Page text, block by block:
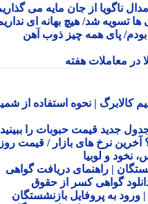
از جان مایه می گذاریم
شد/ هیچ بهانه ای نداریم
پای همه چیز ذوب آهن
| نحوه استفاده از شمیم
قیمت حبوبات را ببینید /
نرخ های بازار / قیمت روز
و لوبیا
| راهنمای دریافت گواهی
گواهی کسر از حقوق
به پروفایل بازنشستگان